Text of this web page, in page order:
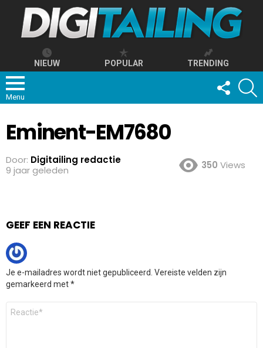
NIEUW POPULAR TRENDING
Menu
FOLLOW
US
Eminent-EM7680
Door: Digitailing redactie
9 jaar geleden
350 Views
GEEF EEN REACTIE
Je e-mailadres wordt niet gepubliceerd. Vereiste velden zijn
gemarkeerd met*
Reactie